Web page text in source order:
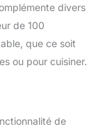
assure
LA
ainsi
AVEC
avec une
divers
de 100
que ce soit
ou pour cuisiner.
de